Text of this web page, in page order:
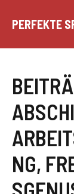
Inhalt
PERFEKTE
NG,